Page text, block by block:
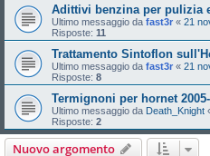
Adittivi benzina per pulizia
Ultimo messaggio da fast3r « 21
Risposte: 11
Trattamento Sintoflon
Ultimo messaggio da fast3r « 21
Risposte: 8
Termignoni per hornet
Ultimo messaggio da Death_Knight
Risposte: 2
Nuovo argomento